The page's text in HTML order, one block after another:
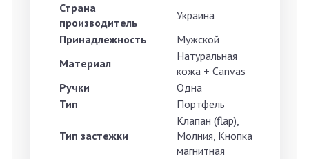
Страна
производитель
Украина
Принадлежность
Мужской
Материал
Натуральная
кожа + Canvas
Ручки
Одна
Тип
Портфель
Тип застежки
Клапан (flap),
Молния, Кнопка
магнитная